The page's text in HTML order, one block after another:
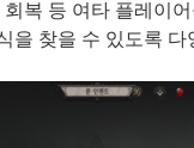
복 등 여타 플레이
을 찾을 수 있도록 다